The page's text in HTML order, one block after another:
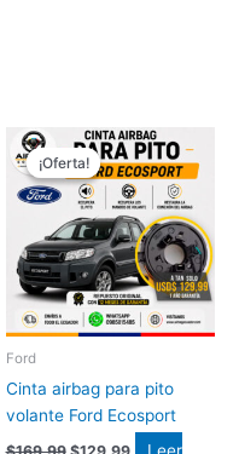
¡Oferta!
¡Oferta!
Ford
Cinta airbag para pito
volante Ford Ecosport
precio
original
era:
$169,99.
El
precio
actual
es:
$129,99.
Leer